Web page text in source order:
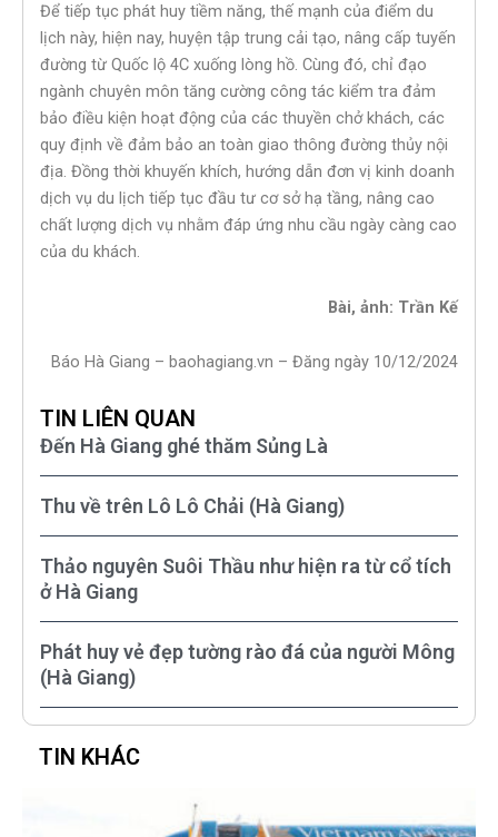
Để tiếp tục phát huy tiềm năng, thế mạnh của điểm du
lịch này, hiện nay, huyện tập trung cải tạo, nâng cấp tuyến
đường từ Quốc lộ 4C xuống lòng hồ. Cùng đó, chỉ đạo
ngành chuyên môn tăng cường công tác kiểm tra đảm
bảo điều kiện hoạt động của các thuyền chở khách, các
quy định về đảm bảo an toàn giao thông đường thủy nội
địa. Đồng thời khuyến khích, hướng dẫn đơn vị kinh doanh
dịch vụ du lịch tiếp tục đầu tư cơ sở hạ tầng, nâng cao
chất lượng dịch vụ nhằm đáp ứng nhu cầu ngày càng cao
của du khách.
Bài, ảnh: Trần Kế
Báo Hà Giang – baohagiang.vn – Đăng ngày 10/12/2024
TIN LIÊN QUAN
Đến Hà Giang ghé thăm Sủng Là
Thu về trên Lô Lô Chải (Hà Giang)
Thảo nguyên Suôi Thầu như hiện ra từ cổ tích
ở Hà Giang
Phát huy vẻ đẹp tường rào đá của người Mông
(Hà Giang)
TIN KHÁC